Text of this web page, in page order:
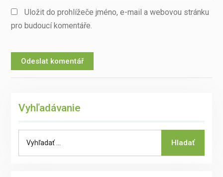
Uložit do prohlížeče jméno, e-mail a webovou stránku
pro budoucí komentáře.
Vyhľadávanie
Hladať